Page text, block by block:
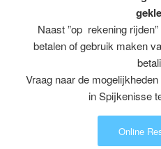
Naast ”op rekening
betalen of gebruik maken
Vraag naar de
in Spijkenisse
Online